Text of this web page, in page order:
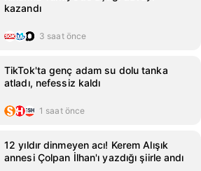
kazandı
3 saat önce
TikTok'ta genç adam su dolu tanka
atladı, nefessiz kaldı
1 saat önce
12 yıldır dinmeyen acı! Kerem Alışık
annesi Çolpan İlhan'ı yazdığı şiirle andı